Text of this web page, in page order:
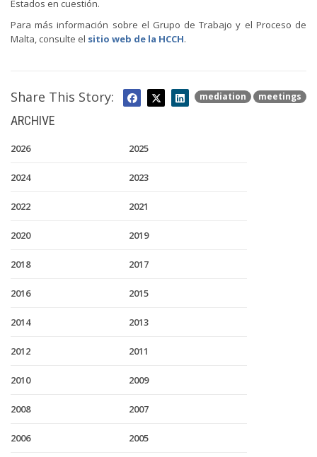
Estados en cuestión.
Para más información sobre el Grupo de Trabajo y el Proceso de
Malta, consulte el sitio web de la HCCH.
mediation meetings
Share This Story:
ARCHIVE
2026 2025
2024 2023
2022 2021
2020 2019
2018 2017
2016 2015
2014 2013
2012 2011
2010 2009
2008 2007
2006 2005